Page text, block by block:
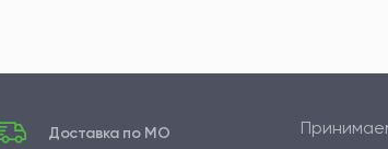
Доставка по МО